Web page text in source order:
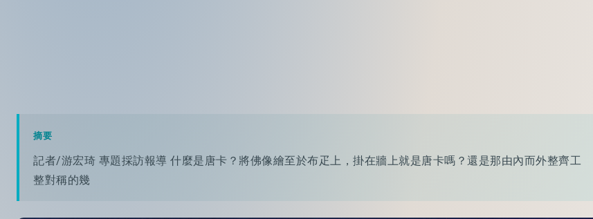
摘要
記者/游宏琦 專題採訪報導 什麼是唐卡？將佛像繪至於布疋上，掛在牆上就是唐卡嗎？還是那由內而外整齊工
整對稱的幾